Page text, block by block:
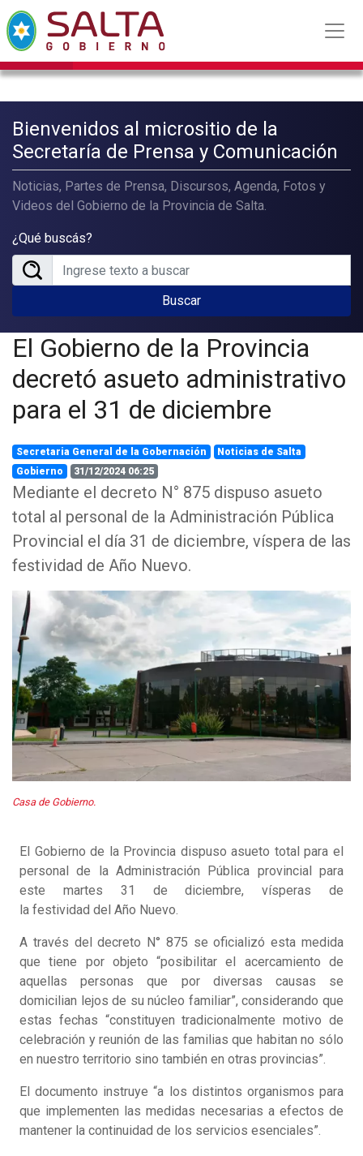
Bienvenidos al micrositio de la
Secretaría de Prensa y Comunicación
Noticias, Partes de Prensa, Discursos, Agenda, Fotos y
Videos del Gobierno de la Provincia de Salta.
¿Qué buscás?
Buscar
El Gobierno de la Provincia
decretó asueto administrativo
para el 31 de diciembre
Secretaria General de la Gobernación
Noticias de Salta
Gobierno
31/12/2024 06:25
Mediante el decreto N° 875 dispuso asueto
total al personal de la Administración Pública
Provincial el día 31 de diciembre, víspera de las
festividad de Año Nuevo.
Casa de Gobierno.
El Gobierno de la Provincia dispuso asueto total para el
personal de la Administración Pública provincial para
este martes 31 de diciembre, vísperas de
la festividad del Año Nuevo.
A través del decreto N° 875 se oficializó esta medida
que tiene por objeto “posibilitar el acercamiento de
aquellas personas que por diversas causas se
domicilian lejos de su núcleo familiar”, considerando que
estas fechas “constituyen tradicionalmente motivo de
celebración y reunión de las familias que habitan no sólo
en nuestro territorio sino también en otras provincias”.
El documento instruye “a los distintos organismos para
que implementen las medidas necesarias a efectos de
mantener la continuidad de los servicios esenciales”.